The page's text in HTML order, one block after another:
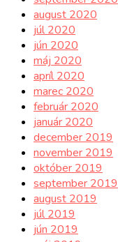
august 2020
júl 2020
jún 2020
máj 2020
apríl 2020
marec 2020
február 2020
január 2020
december 2019
november 2019
október 2019
september 2019
august 2019
júl 2019
jún 2019